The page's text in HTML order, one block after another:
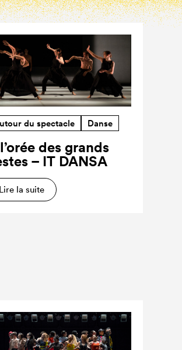
du spectacle Danse
des grands
– IT DANSA
Lire la suite